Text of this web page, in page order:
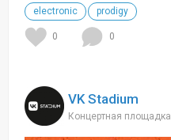
electronic prodigy
0 0
VK Stadium
Концертная площадка